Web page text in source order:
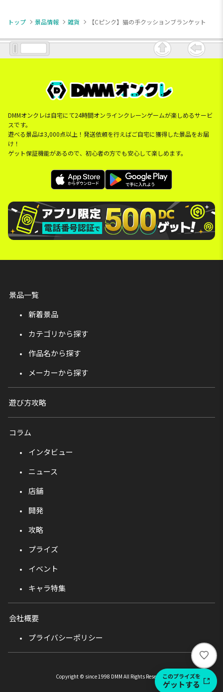
トップ 景品情報 雑貨 【Cピンク】猫の手クッションブランケット
DMMオンクレは自宅にて24時間オンラインクレーンゲームが楽しめるサービ
スです。
遊べる景品は3,000点以上！発送依頼を行えばご自宅に獲得した景品をお届
け！
ゲット保証機能があるので、初心者の方でも安心して楽しめます。
い
い
このプライズを
ゲットする
景品一覧
新着景品
カテゴリから探す
作品名から探す
メーカーから探す
遊び方攻略
コラム
インタビュー
ニュース
店舗
開発
攻略
プライズ
イベント
キャラ特集
会社概要
プライバシーポリシー
Copyright © since 1998 DMM All Rights Reserved.